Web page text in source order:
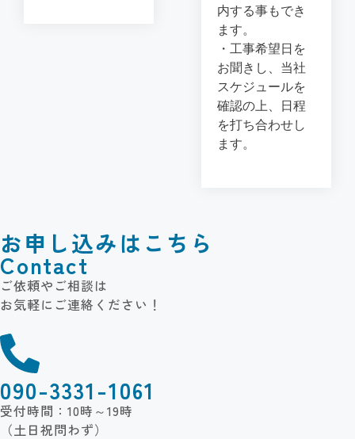
内する事もでき
ます。
・工事希望日を
お聞きし、当社
スケジュールを
確認の上、日程
を打ち合わせし
ます。
お申し込みはこちら
Contact
ご依頼やご相談は
お気軽にご連絡ください！
090-3331-1061
受付時間：10時～19時
（土日祝問わず）